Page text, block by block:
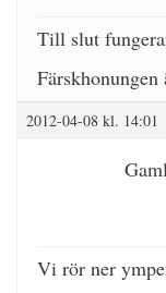
Till slut
Färskhonungen
2012-04-08 kl. 14:01
Vi rör ner